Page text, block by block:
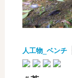
人工物_ベンチ